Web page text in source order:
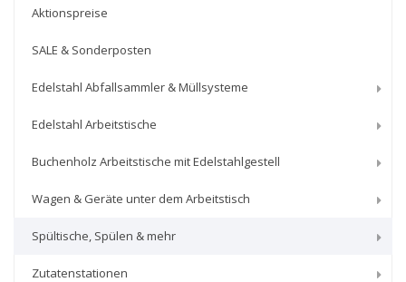
Aktionspreise
SALE & Sonderposten
Edelstahl Abfallsammler & Müllsysteme
Edelstahl Arbeitstische
Buchenholz Arbeitstische mit Edelstahlgestell
Wagen & Geräte unter dem Arbeitstisch
Spültische, Spülen & mehr
Zutatenstationen